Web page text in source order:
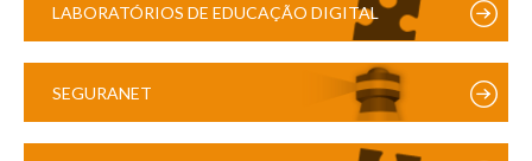
LABORATÓRIOS DE EDUCAÇÃO DIGITAL
SEGURANET